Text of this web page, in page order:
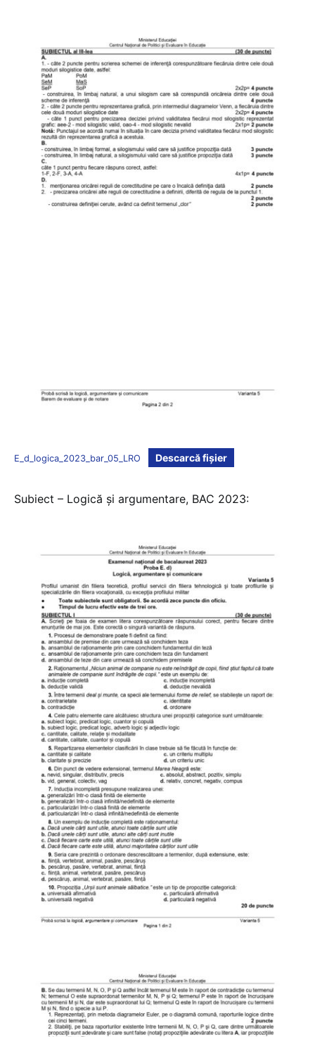
E_d_logica_2023_bar_05_LRO Descarcă fișier
Subiect – Logică și argumentare, BAC 2023: